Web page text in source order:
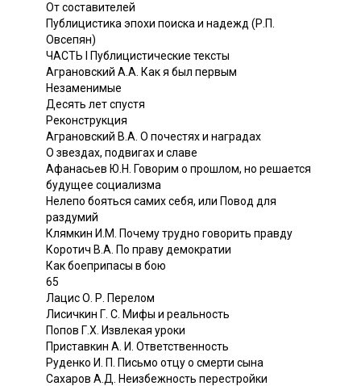
От составителей
Публицистика эпохи поиска и надежд (Р.П.
Овсепян)
ЧАСТЬ I Публицистические тексты
Аграновский А.А. Как я был первым
Незаменимые
Десять лет спустя
Реконструкция
Аграновский В.А. О почестях и наградах
О звездах, подвигах и славе
Афанасьев Ю.Н. Говорим о прошлом, но решается
будущее социализма
Нелепо бояться самих себя, или Повод для
раздумий
Клямкин И.М. Почему трудно говорить правду
Коротич В.А. По праву демократии
Как боеприпасы в бою
65
Лацис О. Р. Перелом
Лисичкин Г. С. Мифы и реальность
Попов Г.Х. Извлекая уроки
Приставкин А. И. Ответственность
Руденко И. П. Письмо отцу о смерти сына
Сахаров А.Д. Неизбежность перестройки